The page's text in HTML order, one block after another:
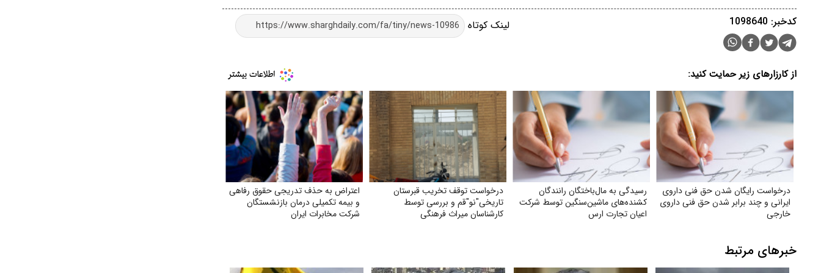
لینک کوتاه کدخبر: 1098640
از کارزارهای زیر حمایت کنید:
درخواست رایگان شدن حق فنی داروی
ایرانی و چند برابر شدن حق فنی داروی
خارجی
رسیدگی به مال‌باختگان رانندگان
کشنده‌های ماشین‌سنگین توسط شرکت
اعیان تجارت ارس
درخواست توقف تخریب قبرستان
تاریخی"نو"قم و بررسی توسط
کارشناسان میراث فرهنگی
اعتراض به حذف تدریجی حقوق رفاهی
و بیمه تکمیلی درمان بازنشستگان
شرکت مخابرات ایران
خبرهای مرتبط